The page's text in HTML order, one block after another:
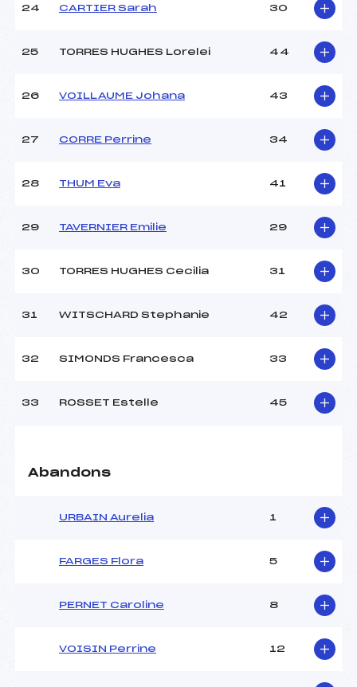
24 CARTIER Sarah 30
25 TORRES HUGHES Lorelei 44
26 VOILLAUME Johana 43
27 CORRE Perrine 34
28 THUM Eva 41
29 TAVERNIER Emilie 29
30 TORRES HUGHES Cecilia 31
31 WITSCHARD Stephanie 42
32 SIMONDS Francesca 33
33 ROSSET Estelle 45
Abandons
URBAIN Aurelia 1
FARGES Flora 5
PERNET Caroline 8
VOISIN Perrine 12